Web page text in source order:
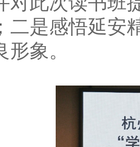
二是感悟延安
形象。